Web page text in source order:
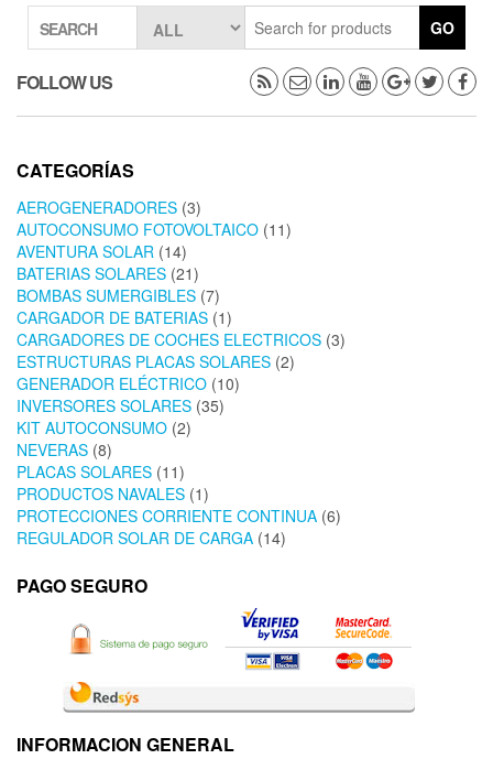
SEARCH GO
FOLLOW US
CATEGORÍAS
AEROGENERADORES (3)
AUTOCONSUMO FOTOVOLTAICO (11)
AVENTURA SOLAR (14)
BATERIAS SOLARES (21)
BOMBAS SUMERGIBLES (7)
CARGADOR DE BATERIAS (1)
CARGADORES DE COCHES ELECTRICOS (3)
ESTRUCTURAS PLACAS SOLARES (2)
GENERADOR ELÉCTRICO (10)
INVERSORES SOLARES (35)
KIT AUTOCONSUMO (2)
NEVERAS (8)
PLACAS SOLARES (11)
PRODUCTOS NAVALES (1)
PROTECCIONES CORRIENTE CONTINUA (6)
REGULADOR SOLAR DE CARGA (14)
PAGO SEGURO
INFORMACION GENERAL